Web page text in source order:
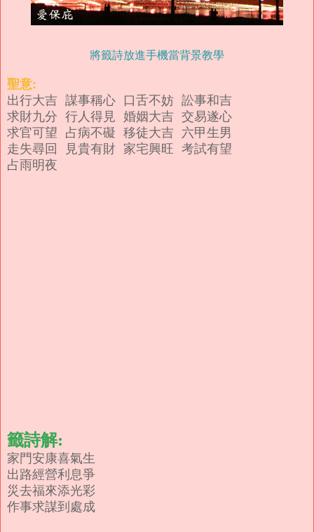
將籤詩放進手機當背景教學
聖意:
出行大吉 謀事稱心 口舌不妨 訟事和吉
求財九分 行人得見 婚姻大吉 交易遂心
求官可望 占病不礙 移徒大吉 六甲生男
走失尋回 見貴有財 家宅興旺 考試有望
占雨明夜
籤詩解:
家門安康喜氣生
出路經營利息爭
災去福來添光彩
作事求謀到處成